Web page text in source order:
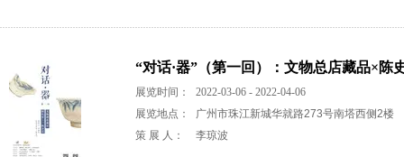
“对话·器”（第一回）：文物总店藏品×陈
展览时间：
2022-03-06 - 2022-04-06
展览地点：
广州市珠江新城华就路273号南塔西侧2楼
策 展 人：
李琼波